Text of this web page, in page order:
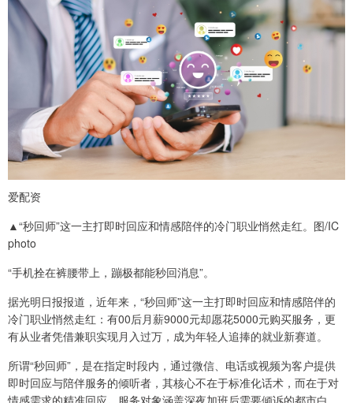
爱配资
▲“秒回师”这一主打即时回应和情感陪伴的冷门职业悄然走红。图/IC
photo
“手机拴在裤腰带上，蹦极都能秒回消息”。
据光明日报报道，近年来，“秒回师”这一主打即时回应和情感陪伴的
冷门职业悄然走红：有00后月薪9000元却愿花5000元购买服务，更
有从业者凭借兼职实现月入过万，成为年轻人追捧的就业新赛道。
所谓“秒回师”，是在指定时段内，通过微信、电话或视频为客户提供
即时回应与陪伴服务的倾听者，其核心不在于标准化话术，而在于对
情感需求的精准回应。服务对象涵盖深夜加班后需要倾诉的都市白